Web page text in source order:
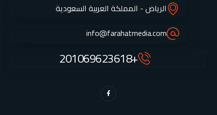
الرياض - المملكة العربية السعودية
info@farahatmedia.com
+201069623618